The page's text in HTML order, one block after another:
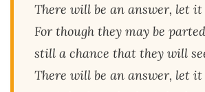
There will be an answer, let it
For though they may be
still a chance that they will
There will be an answer, let it